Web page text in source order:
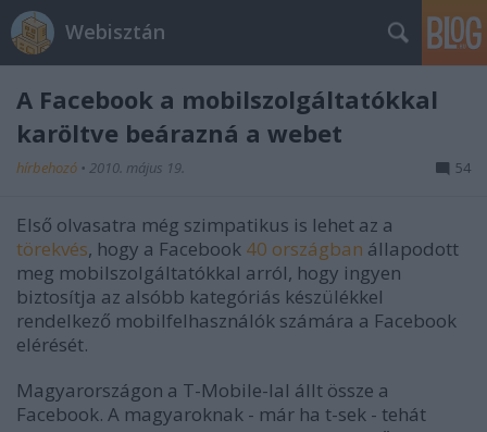
Webisztán
A Facebook a mobilszolgáltatókkal
karöltve beárazná a webet
hírbehozó • 2010. május 19. 54
Első olvasatra még szimpatikus is lehet az a
törekvés, hogy a Facebook 40 országban állapodott
meg mobilszolgáltatókkal arról, hogy ingyen
biztosítja az alsóbb kategóriás készülékkel
rendelkező mobilfelhasználók számára a Facebook
elérését.
Magyarországon a T-Mobile-lal állt össze a
Facebook. A magyaroknak - már ha t-sek - tehát